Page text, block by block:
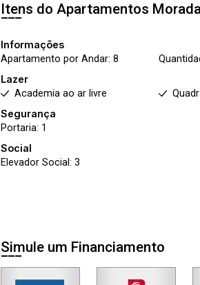
Itens do Apartamentos
Informações
Apartamento por Andar: 8
Lazer
Academia ao ar livre
Segurança
Portaria: 1
Social
Elevador Social: 3
Simule um Financiamento